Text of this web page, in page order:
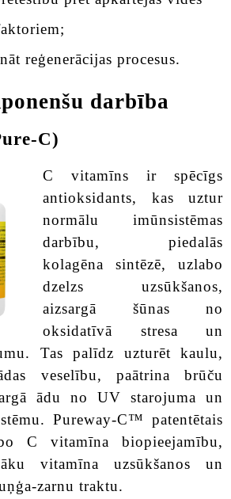
reģenerācijas procesus.
darbība
C)
C vitamīns ir spēcīgs
antioksidants, kas uztur
normālu imūnsistēmas
darbību, piedalās
kolagēna sintēzē, uzlabo
dzelzs uzsūkšanos,
aizsargā šūnas no
oksidatīvā stresa un
Tas palīdz uzturēt kaulu,
veselību, paātrina brūču
ādu no UV starojuma un
Pureway-C™ patentētais
C vitamīna biopieejamību,
vitamīna uzsūkšanos un
zarnu traktu.